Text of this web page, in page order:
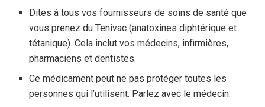
Dites à tous vos fournisseurs de soins de santé que
vous prenez du Tenivac (anatoxines diphtérique et
tétanique). Cela inclut vos médecins, infirmières,
pharmaciens et dentistes.
Ce médicament peut ne pas protéger toutes les
personnes qui l’utilisent. Parlez avec le médecin.